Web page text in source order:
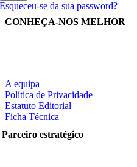
Esqueceu-se da sua password?
CONHEÇA-NOS MELHOR
A equipa
Política de Privacidade
Estatuto Editorial
Ficha Técnica
Parceiro estratégico